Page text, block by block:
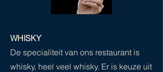
WHISKY
De specialiteit van ons restaurant is
whisky, heel veel whisky. Er is keuze uit